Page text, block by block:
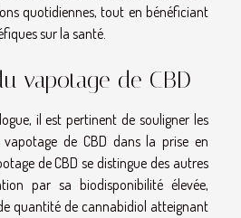
quotidiennes, tout en bénéficiant
sur la santé.
vapotage de CBD
il est pertinent de souligner les
de CBD dans la prise en
de CBD se distingue des autres
par sa biodisponibilité élevée,
quantité de cannabidiol atteignant